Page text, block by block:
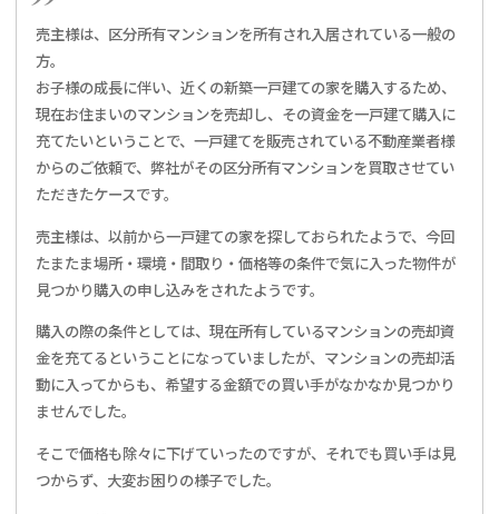
売主様は、区分所有マンションを所有され入居されている一般の
方。
お子様の成長に伴い、近くの新築一戸建ての家を購入するため、
現在お住まいのマンションを売却し、その資金を一戸建て購入に
充てたいということで、一戸建てを販売されている不動産業者様
からのご依頼で、弊社がその区分所有マンションを買取させてい
ただきたケースです。
売主様は、以前から一戸建ての家を探しておられたようで、今回
たまたま場所・環境・間取り・価格等の条件で気に入った物件が
見つかり購入の申し込みをされたようです。
購入の際の条件としては、現在所有しているマンションの売却資
金を充てるということになっていましたが、マンションの売却活
動に入ってからも、希望する金額での買い手がなかなか見つかり
ませんでした。
そこで価格も除々に下げていったのですが、それでも買い手は見
つからず、大変お困りの様子でした。